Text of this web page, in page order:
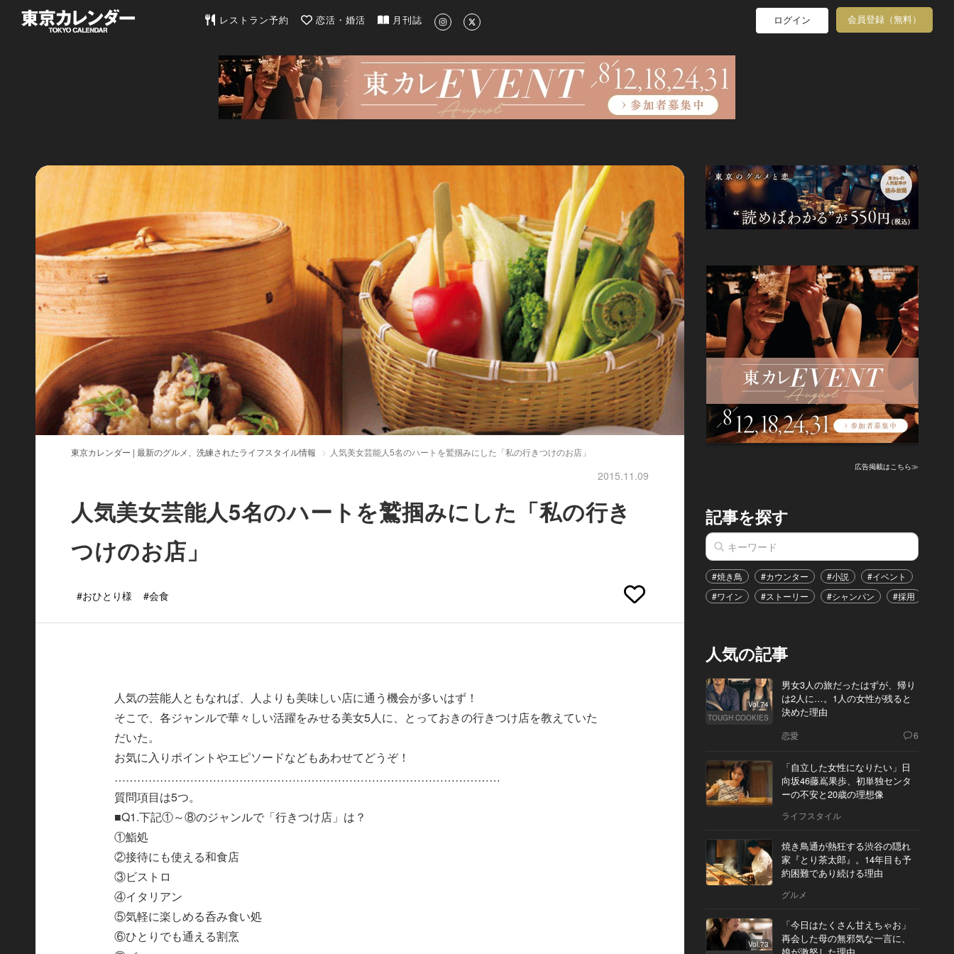
東京カレンダー | 最新のグルメ、洗練されたライフスタイル情報
レストラン予約 恋活・婚活 月刊誌 ログイン 会員登録（無料）
東京カレンダー | 最新のグルメ、洗練されたライフスタイル情報 人気美女芸能人5名のハートを鷲掴みにした「私の行きつけのお店」
2015.11.09
人気美女芸能人5名のハートを鷲掴みにした「私の行き
つけのお店」
#おひとり様 #会食
人気の芸能人ともなれば、人よりも美味しい店に通う機会が多いはず！
そこで、各ジャンルで華々しい活躍をみせる美女5人に、とっておきの行きつけ店を教えていた
だいた。
お気に入りポイントやエピソードなどもあわせてどうぞ！
…………………………………………………………………………………………
質問項目は5つ。
■Q1.下記①～⑧のジャンルで「行きつけ店」は？
①鮨処
②接待にも使える和食店
③ビストロ
④イタリアン
⑤気軽に楽しめる呑み食い処
⑥ひとりでも通える割烹
広告掲載はこちら≫
記事を探す
#焼き鳥 #カウンター #小説 #イベント
#ワイン
#ストーリー #シャンパン #採用
人気の記事
Vol.74
TOUGH COOKIES
男女3人の旅だったはずが、帰り
は2人に…。1人の女性が残ると
決めた理由
恋愛 6
「自立した女性になりたい」日
向坂46藤嶌果歩、初単独センタ
ーの不安と20歳の理想像
ライフスタイル
焼き鳥通が熱狂する渋谷の隠れ
家『とり茶太郎』。14年目も予
約困難であり続ける理由
グルメ
Vol.73
「今日はたくさん甘えちゃお」
再会した母の無邪気な一言に、